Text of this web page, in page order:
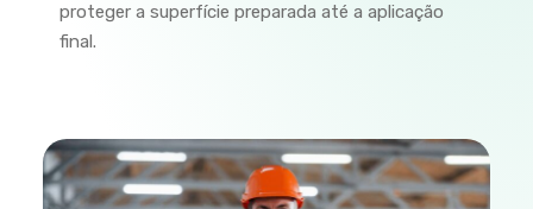
proteger a superfície preparada até a aplicação
final.